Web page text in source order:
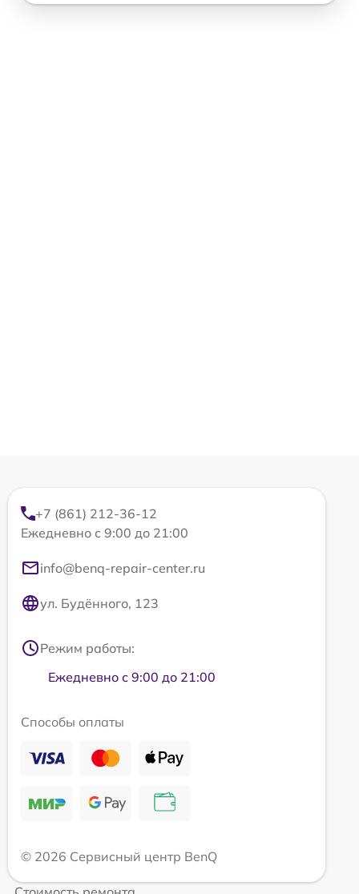
+7 (861) 212-36-12
Ежедневно с 9:00 до 21:00
info@benq-repair-center.ru
ул. Будённого, 123
Режим работы:
Ежедневно с 9:00 до 21:00
Способы оплаты
© 2026 Сервисный центр BenQ